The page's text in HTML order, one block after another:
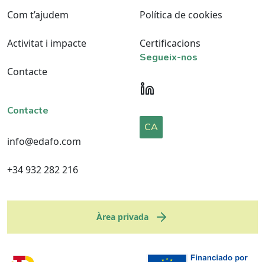
Com t’ajudem
Activitat i impacte
Contacte
Política de cookies
Certificacions
Contacte
info@edafo.com
+34 932 282 216
Segueix-nos
CA
Àrea privada